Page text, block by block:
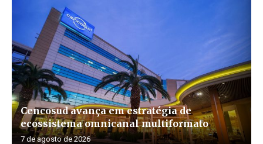
Cencosud avança em estratégia de
ecossistema omnicanal multiformato
7 de agosto de 2026